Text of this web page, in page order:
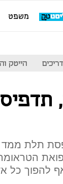
משפט
הייטק
תלת ממד
להפוך כל